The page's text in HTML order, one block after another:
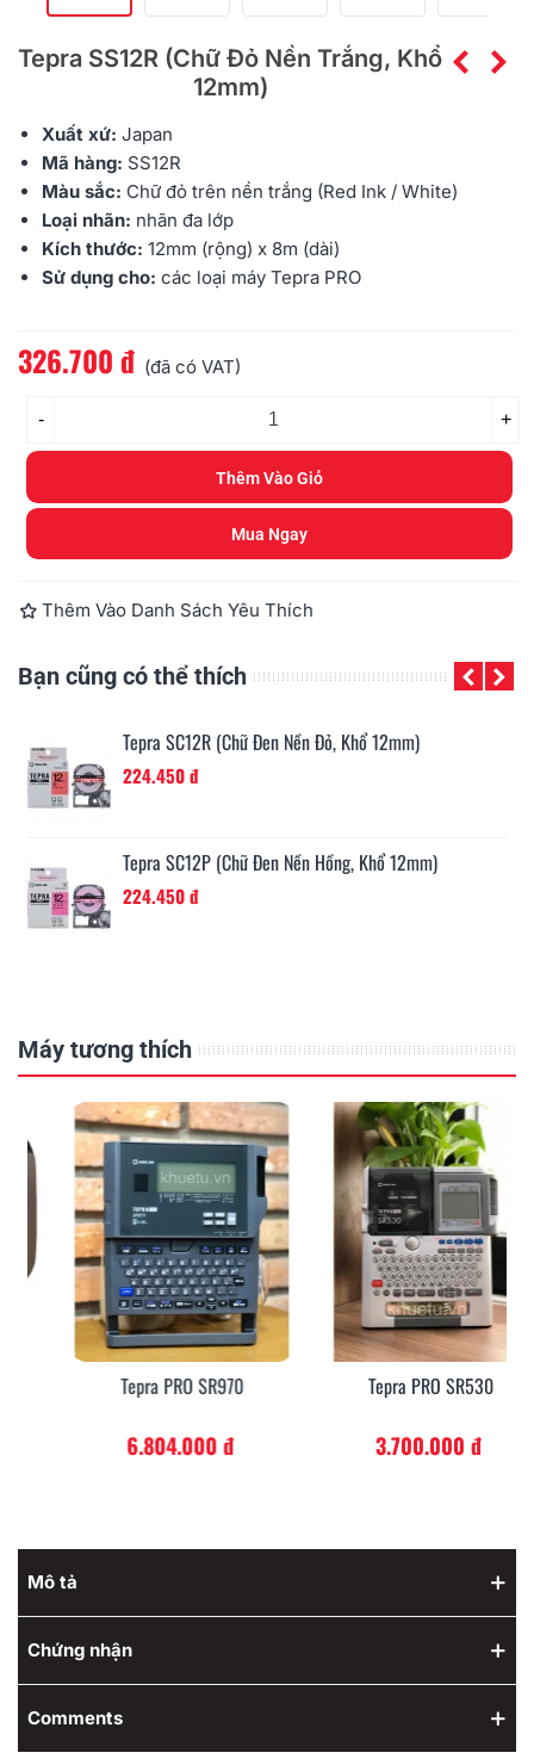
Tepra SS12R (Chữ Đỏ Nền Trắng, Khổ
12mm)
Xuất xứ: Japan
Mã hàng: SS12R
Màu sắc: Chữ đỏ trên nền trắng (Red Ink / White)
Loại nhãn: nhãn đa lớp
Kích thước: 12mm (rộng) x 8m (dài)
Sử dụng cho: các loại máy Tepra PRO
Đọc thêm
326.700 đ (đã có VAT)
- +
Thêm Vào Giỏ
Mua Ngay
Thêm Vào Danh Sách Yêu Thích
Bạn cũng có thể thích
Tepra SC12R (Chữ Đen Nền Đỏ, Khổ 12mm)
224.450 đ
Tepra SC12P (Chữ Đen Nền Hồng, Khổ 12mm)
224.450 đ
Máy tương thích
Tepra PRO SR970
6.804.000 đ
Tepra PRO SR530
3.700.000 đ
Mô tả
Chứng nhận
Comments